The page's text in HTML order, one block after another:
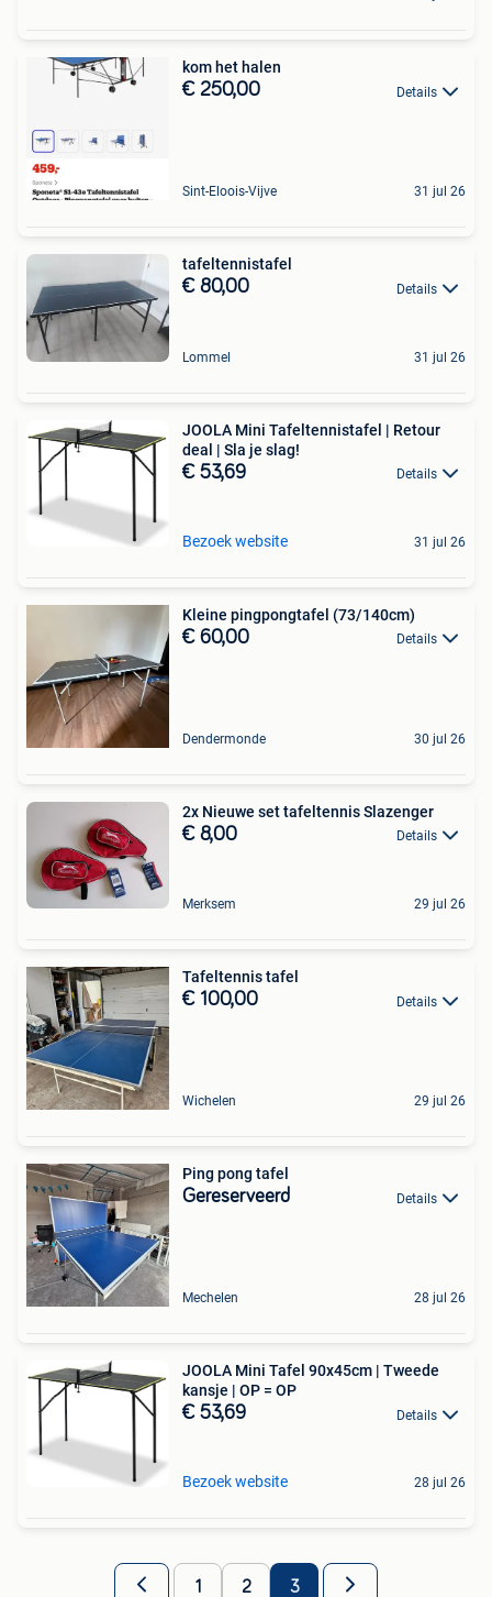
kom het halen
€ 250,00 Details
Sint-Eloois-Vijve 31 jul 26
tafeltennistafel
€ 80,00 Details
Lommel 31 jul 26
JOOLA Mini Tafeltennistafel | Retour
deal | Sla je slag!
€ 53,69 Details
Bezoek website 31 jul 26
Kleine pingpongtafel (73/140cm)
€ 60,00 Details
Dendermonde 30 jul 26
2x Nieuwe set tafeltennis Slazenger
€ 8,00 Details
Merksem 29 jul 26
Tafeltennis tafel
€ 100,00 Details
Wichelen 29 jul 26
Ping pong tafel
Gereserveerd Details
Mechelen 28 jul 26
JOOLA Mini Tafel 90x45cm | Tweede
kansje | OP = OP
€ 53,69 Details
Bezoek website 28 jul 26
1 2 3